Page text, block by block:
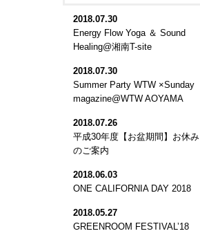
2018.07.30
Energy Flow Yoga ＆ Sound
Healing@湘南T-site
2018.07.30
Summer Party WTW ×Sunday
magazine@WTW AOYAMA
2018.07.26
平成30年度【お盆期間】お休み
のご案内
2018.06.03
ONE CALIFORNIA DAY 2018
2018.05.27
GREENROOM FESTIVAL’18